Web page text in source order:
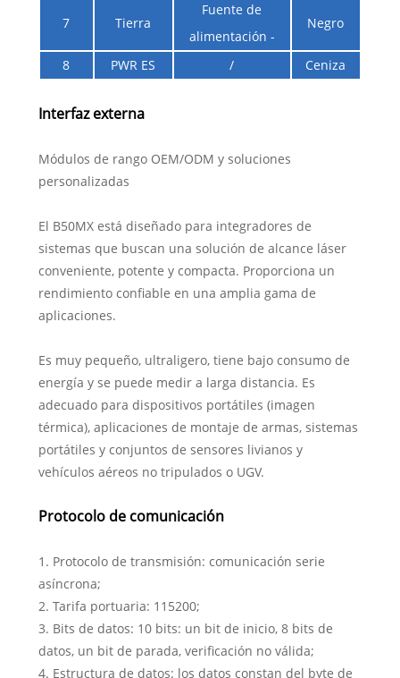
7 Tierra
Fuente de
alimentación -
Negro
8 PWR ES / Ceniza
Interfaz externa
Módulos de rango OEM/ODM y soluciones
personalizadas
El B50MX está diseñado para integradores de
sistemas que buscan una solución de alcance láser
conveniente, potente y compacta. Proporciona un
rendimiento confiable en una amplia gama de
aplicaciones.
Es muy pequeño, ultraligero, tiene bajo consumo de
energía y se puede medir a larga distancia. Es
adecuado para dispositivos portátiles (imagen
térmica), aplicaciones de montaje de armas, sistemas
portátiles y conjuntos de sensores livianos y
vehículos aéreos no tripulados o UGV.
Protocolo de comunicación
1. Protocolo de transmisión: comunicación serie
asíncrona;
2. Tarifa portuaria: 115200;
3. Bits de datos: 10 bits: un bit de inicio, 8 bits de
datos, un bit de parada, verificación no válida;
4. Estructura de datos: los datos constan del byte de